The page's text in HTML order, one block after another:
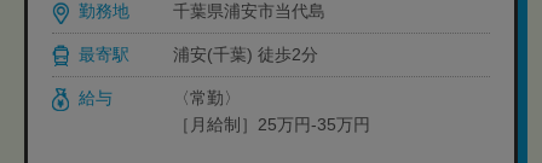
勤務地 千葉県浦安市当代島
最寄駅 浦安(千葉) 徒歩2分
給与
〈常勤〉
［月給制］25万円-35万円